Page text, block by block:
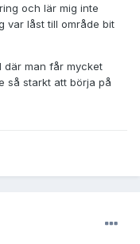
och lär mig inte
var låst till område bit
där man får mycket
så starkt att börja på